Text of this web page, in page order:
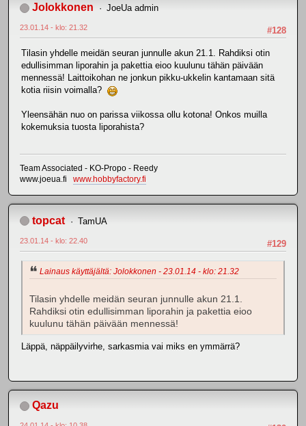
Jolokkonen JoeUa admin
#128
23.01.14 - klo: 21.32
Tilasin yhdelle meidän seuran junnulle akun 21.1. Rahdiksi otin
edullisimman liporahin ja pakettia eioo kuulunu tähän päivään
mennessä! Laittoikohan ne jonkun pikku-ukkelin kantamaan sitä
kotia riisin voimalla?
Yleensähän nuo on parissa viikossa ollu kotona! Onkos muilla
kokemuksia tuosta liporahista?
Team Associated - KO-Propo - Reedy
www.joeua.fi www.hobbyfactory.fi
topcat TamUA
#129
23.01.14 - klo: 22.40
Lainaus käyttäjältä: Jolokkonen - 23.01.14 - klo: 21.32
Tilasin yhdelle meidän seuran junnulle akun 21.1.
Rahdiksi otin edullisimman liporahin ja pakettia eioo
kuulunu tähän päivään mennessä!
Läppä, näppäilyvirhe, sarkasmia vai miks en ymmärrä?
Qazu